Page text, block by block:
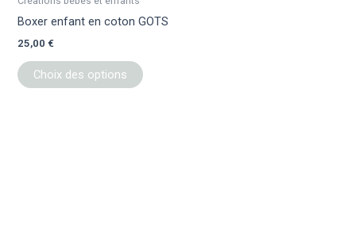
Boxer enfant en coton GOTS
25,00 €
Choix des options
page